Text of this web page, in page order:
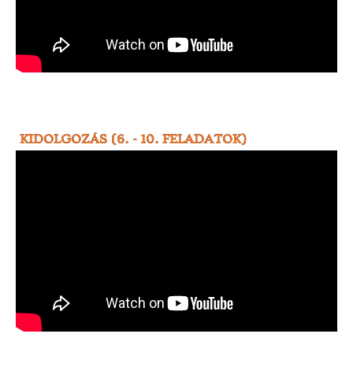
KIDOLGOZÁS (6. - 10. FELADATOK)